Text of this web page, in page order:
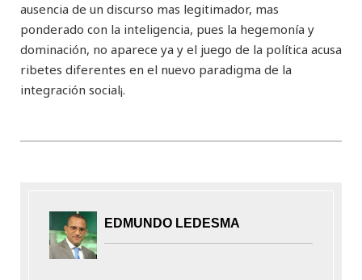
ausencia de un discurso mas legitimador, mas
ponderado con la inteligencia, pues la hegemonía y
dominación, no aparece ya y el juego de la política acusa
ribetes diferentes en el nuevo paradigma de la
integración social¡.
EDMUNDO LEDESMA